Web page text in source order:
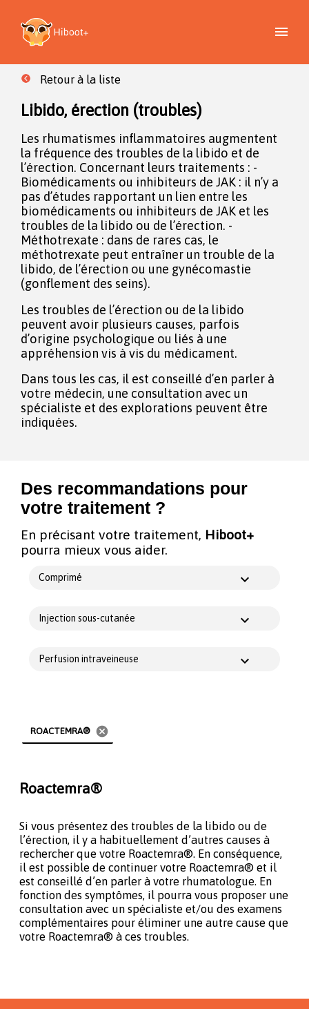
Retour à la liste
Libido, érection (troubles)
Les rhumatismes inflammatoires augmentent
la fréquence des troubles de la libido et de
l’érection. Concernant leurs traitements : -
Biomédicaments ou inhibiteurs de JAK : il n’y a
pas d’études rapportant un lien entre les
biomédicaments ou inhibiteurs de JAK et les
troubles de la libido ou de l’érection. -
Méthotrexate : dans de rares cas, le
méthotrexate peut entraîner un trouble de la
libido, de l’érection ou une gynécomastie
(gonflement des seins).
Les troubles de l’érection ou de la libido
peuvent avoir plusieurs causes, parfois
d’origine psychologique ou liés à une
appréhension vis à vis du médicament.
Dans tous les cas, il est conseillé d’en parler à
votre médecin, une consultation avec un
spécialiste et des explorations peuvent être
indiquées.
Des recommandations pour
votre traitement ?
En précisant votre traitement, Hiboot+
pourra mieux vous aider.
Comprimé
Injection sous-cutanée
Perfusion intraveineuse
ROACTEMRA® cancel
Roactemra®
Si vous présentez des troubles de la libido ou de
l’érection, il y a habituellement d’autres causes à
rechercher que votre Roactemra®. En conséquence,
il est possible de continuer votre Roactemra® et il
est conseillé d’en parler à votre rhumatologue. En
fonction des symptômes, il pourra vous proposer une
consultation avec un spécialiste et/ou des examens
complémentaires pour éliminer une autre cause que
votre Roactemra® à ces troubles.